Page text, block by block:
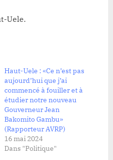
Uele.
Haut-Uele : «Ce n’est pas
aujourd’hui que j’ai
commencé à fouiller et à
étudier notre nouveau
Gouverneur Jean
Bakomito Gambu»
(Rapporteur AVRP)
16 mai 2024
Dans "Politique"